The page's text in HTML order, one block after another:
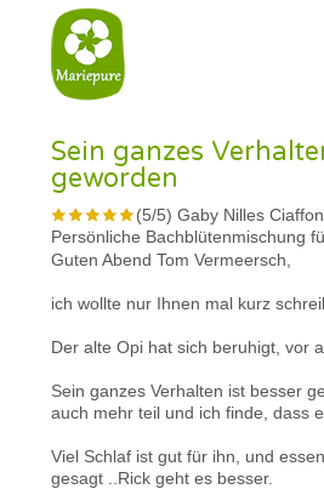
Sein ganzes
geworden
(5/5)Gaby Nilles
Persönliche Bachblütenmischung
Guten Abend Tom Vermeersch,
ich wollte nur Ihnen mal kurz
Der alte Opi hat sich beruhigt, vor
Sein ganzes Verhalten ist besser
auch mehr teil und ich finde, dass
Viel Schlaf ist gut für ihn, und
gesagt ..Rick geht es besser.